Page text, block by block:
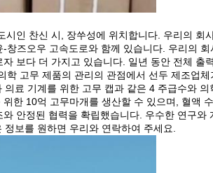
인 찬신 시, 장쑤성에 위치합니다. 우리의
즈오우 고속도로와 함께 있습니다. 우리의
보다 더 가지고 있습니다. 일년 동안 전체
고무 제품의 관리의 관점에서 선두 제조업
료 기계를 위한 고무 캡과 같은 4 주급수와
한 10억 고무마개를 생산할 수 있으며, 혈액
안정된 협력을 확립했습니다. 우수한 연구
보를 원하면 우리와 연락하여 주세요.